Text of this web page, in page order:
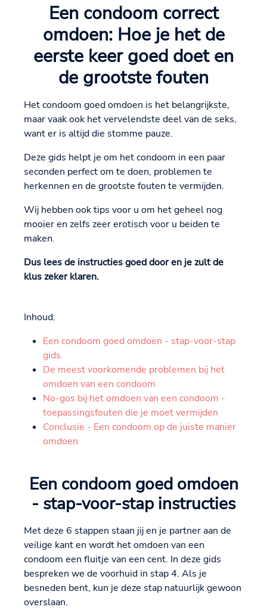
Een condoom correct
omdoen: Hoe je het de
eerste keer goed doet en
de grootste fouten
Het condoom goed omdoen is het belangrijkste,
maar vaak ook het vervelendste deel van de seks,
want er is altijd die stomme pauze.
Deze gids helpt je om het condoom in een paar
seconden perfect om te doen, problemen te
herkennen en de grootste fouten te vermijden.
Wij hebben ook tips voor u om het geheel nog
mooier en zelfs zeer erotisch voor u beiden te
maken.
Dus lees de instructies goed door en je zult de
klus zeker klaren.
Inhoud:
Een condoom goed omdoen - stap-voor-stap
gids.
De meest voorkomende problemen bij het
omdoen van een condoom
No-gos bij het omdoen van een condoom -
toepassingsfouten die je moet vermijden
Conclusie - Een condoom op de juiste manier
omdoen
Een condoom goed omdoen
- stap-voor-stap instructies
Met deze 6 stappen staan jij en je partner aan de
veilige kant en wordt het omdoen van een
condoom een fluitje van een cent. In deze gids
bespreken we de voorhuid in stap 4. Als je
besneden bent, kun je deze stap natuurlijk gewoon
overslaan.